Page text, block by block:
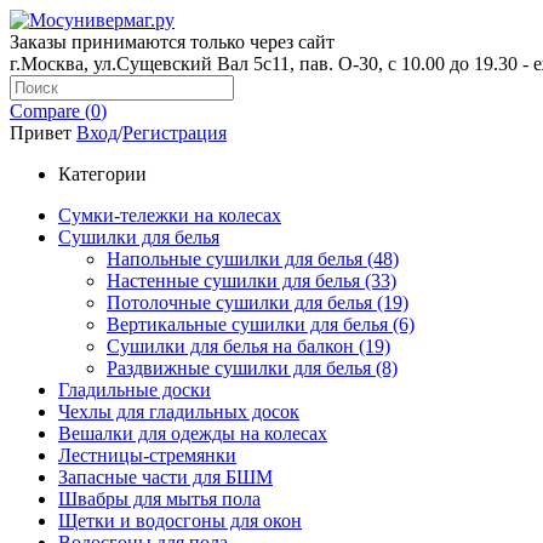
Заказы принимаются только через сайт
г.Москва, ул.Сущевский Вал 5с11, пав. О-30, с 10.00 до 19.30 -
Compare (0)
Привет Вход/Регистрация
Категории
Сумки-тележки на колесах
Сушилки для белья
Напольные сушилки для белья (48)
Настенные сушилки для белья (33)
Потолочные сушилки для белья (19)
Вертикальные сушилки для белья (6)
Сушилки для белья на балкон (19)
Раздвижные сушилки для белья (8)
Гладильные доски
Чехлы для гладильных досок
Вешалки для одежды на колесах
Лестницы-стремянки
Запасные части для БШМ
Швабры для мытья пола
Щетки и водосгоны для окон